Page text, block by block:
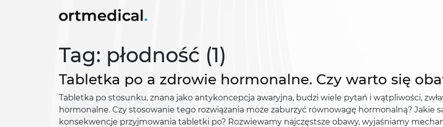
Tag: płodność (1)
Tabletka po a zdrowie hormonalne. Czy warto się
Tabletka po stosunku, znana jako antykoncepcja awaryjna, budzi wiele pytań i wątpliwości,
hormonalne. Czy stosowanie tego rozwiązania może zaburzyć równowagę hormonalną?
konsekwencje przyjmowania tabletki po? Rozwiewamy najczęstsze obawy, wyjaśniamy